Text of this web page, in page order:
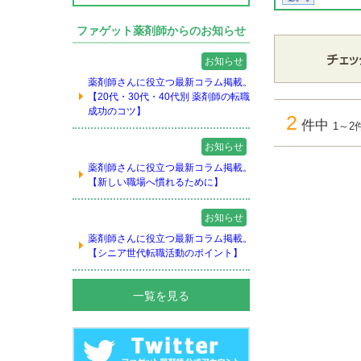
ファゲット薬剤師からのお知らせ
お知らせ
薬剤師さんに役立つ最新コラム掲載。
【20代・30代・40代別 薬剤師の転職
成功のコツ】
お知らせ
薬剤師さんに役立つ最新コラム掲載。
【新しい職場へ慣れるために】
お知らせ
薬剤師さんに役立つ最新コラム掲載。
【シニア世代転職活動のポイント】
一覧を見る
2 件中 1～2